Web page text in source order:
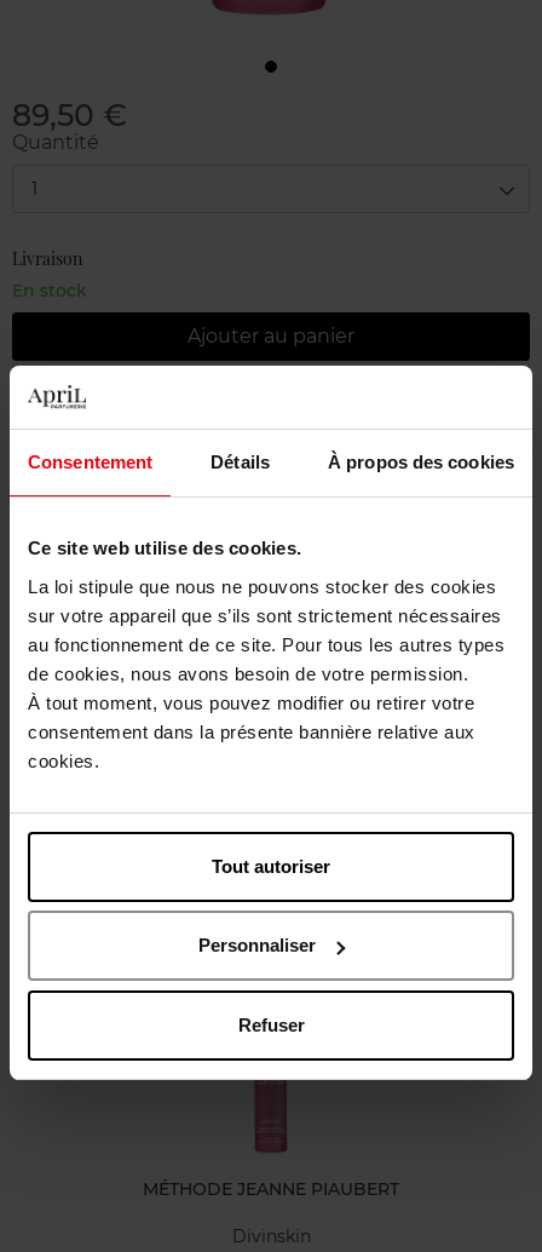
Consentement Détails À propos des cookies
Ce site web utilise des cookies.
La loi stipule que nous ne pouvons stocker des cookies
sur votre appareil que s’ils sont strictement nécessaires
au fonctionnement de ce site. Pour tous les autres types
de cookies, nous avons besoin de votre permission.
À tout moment, vous pouvez modifier ou retirer votre
consentement dans la présente bannière relative aux
cookies.
Tout autoriser
Personnaliser
Refuser
89,50 €
Quantité
1
Livraison
En stock
Ajouter au panier
Livraison gratuite à partir de 55€
Retour gratuit dans votre magasin
Emballage cadeau offert
Description
Conseil d'utilisation
Vous aimerez peut-être
MÉTHODE JEANNE PIAUBERT
Divinskin